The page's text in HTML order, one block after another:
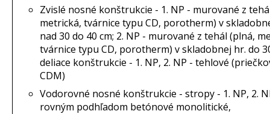
Zvislé nosné konštrukcie - 1. NP - murované z
metrická, tvárnice typu CD, porotherm) v
nad 30 do 40 cm; 2. NP - murované z tehál (plná,
tvárnice typu CD, porotherm) v skladobnej hr. do
deliace konštrukcie - 1. NP, 2. NP - tehlové
CDM)
Vodorovné nosné konštrukcie - stropy - 1. NP, 2.
rovným podhľadom betónové monolitické,